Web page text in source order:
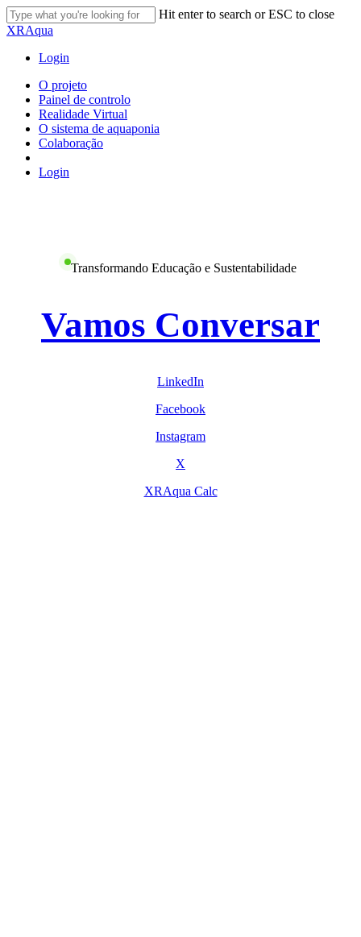
Skip
to
content
Hit enter to search or ESC to close
Close
XRAqua
Login
Menu
O projeto
Painel de controlo
Realidade Virtual
O sistema de aquaponia
Colaboração
Login
Transformando Educação e Sustentabilidade
Vamos Conversar
LinkedIn
Facebook
Instagram
X
XRAqua Calc